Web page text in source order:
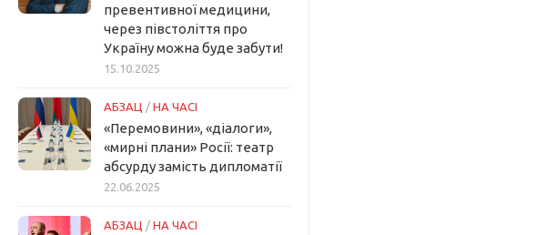
превентивної медицини,
через півстоліття про
Україну можна буде забути!
15.10.2025
АБЗАЦ / НА ЧАСІ
«Перемовини», «діалоги»,
«мирні плани» Росії: театр
абсурду замість дипломатії
22.06.2025
АБЗАЦ / НА ЧАСІ